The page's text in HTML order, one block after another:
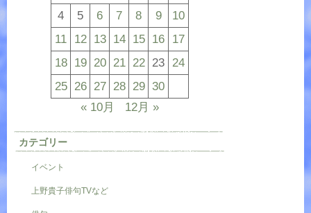
4
5 6 7 8 9
10
11 12 13 14 15 16 17
18 19 20 21 22 23 24
25 26 27 28 29 30
« 10月
12月 »
カテゴリー
イベント
上野貴子俳句TVなど